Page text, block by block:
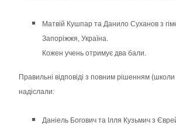
Матвій Кушпар та Данило Суханов з
Запоріжжя, Україна.
Кожен учень отримує два бали.
Правильні відповіді з повним рішенням
надіслали:
Даніель Богович та Ілля Кузьмич з